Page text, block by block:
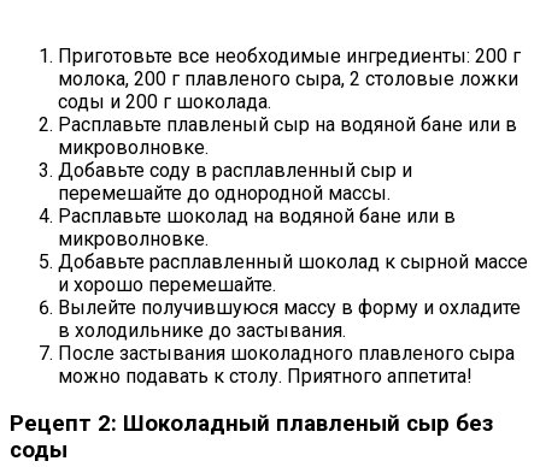
Приготовьте все необходимые ингредиенты: 200 г
молока, 200 г плавленого сыра, 2 столовые ложки
соды и 200 г шоколада.
Расплавьте плавленый сыр на водяной бане или в
микроволновке.
Добавьте соду в расплавленный сыр и
перемешайте до однородной массы.
Расплавьте шоколад на водяной бане или в
микроволновке.
Добавьте расплавленный шоколад к сырной массе
и хорошо перемешайте.
Вылейте получившуюся массу в форму и охладите
в холодильнике до застывания.
После застывания шоколадного плавленого сыра
можно подавать к столу. Приятного аппетита!
Рецепт 2: Шоколадный плавленый сыр без
соды